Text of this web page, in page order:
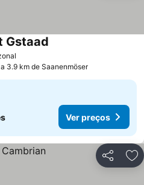
Gstaad
3.9 km de Saanenmöser
Ver preços
Partilhar